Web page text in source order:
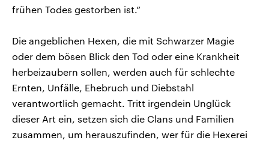
frühen Todes gestorben ist.“
Die angeblichen Hexen, die mit Schwarzer Magie
oder dem bösen Blick den Tod oder eine Krankheit
herbeizaubern sollen, werden auch für schlechte
Ernten, Unfälle, Ehebruch und Diebstahl
verantwortlich gemacht. Tritt irgendein Unglück
dieser Art ein, setzen sich die Clans und Familien
zusammen, um herauszufinden, wer für die Hexerei